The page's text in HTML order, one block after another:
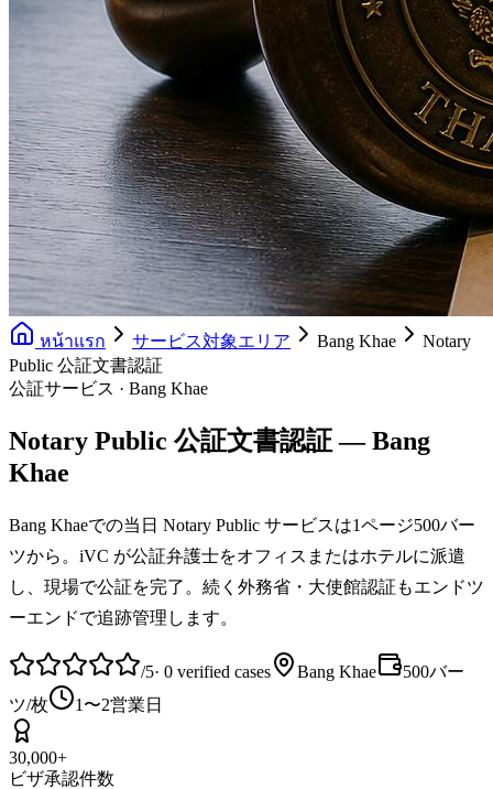
หน้าแรก サービス対象エリア Bang Khae
Notary
Public 公証文書認証
公証サービス · Bang Khae
Notary Public 公証文書認証 — Bang
Khae
Bang Khaeでの当日 Notary Public サービスは1ページ500バー
ツから。iVC が公証弁護士をオフィスまたはホテルに派遣
し、現場で公証を完了。続く外務省・大使館認証もエンドツ
ーエンドで追跡管理します。
/5· 0 verified cases Bang Khae
500バー
ツ/枚
1〜2営業日
30,000+
ビザ承認件数